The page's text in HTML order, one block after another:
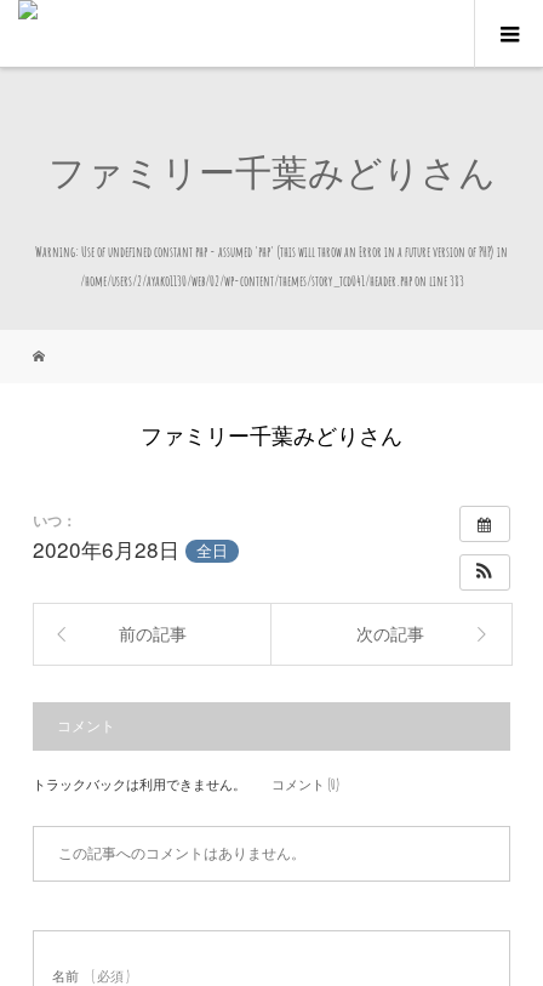
ファミリー千葉みどりさん
Warning: Use of undefined constant php - assumed 'php' (this will throw an Error in a future version of PHP) in
/home/users/2/ayako1130/web/02/wp-content/themes/story_tcd041/header.phpon line383
ファミリー千葉みどりさん
いつ：
2020年6月28日 全日
前の記事 次の記事
コメント
トラックバックは利用できません。 コメント (0)
この記事へのコメントはありません。
名前 ( 必須 )